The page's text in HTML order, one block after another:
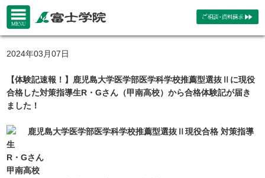
2024年03月07日
【体験記速報！】鹿児島大学医学部医学科学校推薦型選抜Ⅱに現役
合格した対策指導生R・Gさん（甲南高校）から合格体験記が届き
ました！
鹿児島大学医学部医学科学校推薦型選抜Ⅱ現役合格 対策指導
生
R・Gさん
甲南高校